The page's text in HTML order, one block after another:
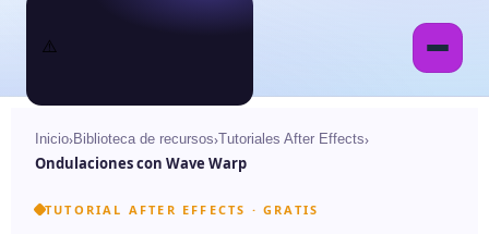
Inicio›Biblioteca de recursos›Tutoriales After Effects›
Ondulaciones con Wave Warp
TUTORIAL AFTER EFFECTS · GRATIS